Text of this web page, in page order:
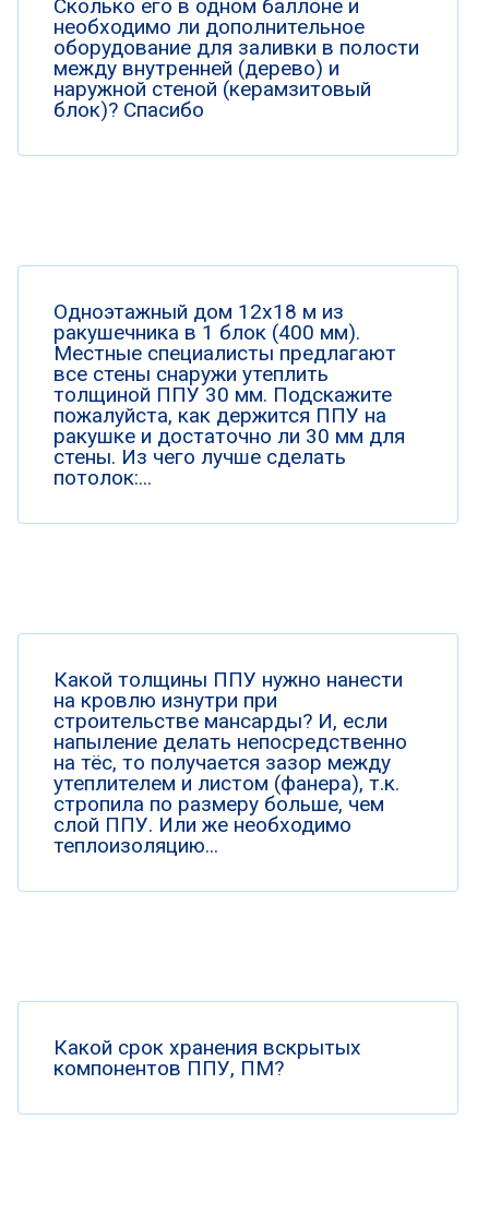
Сколько его в одном баллоне и
необходимо ли дополнительное
оборудование для заливки в полости
между внутренней (дерево) и
наружной стеной (керамзитовый
блок)? Спасибо
Одноэтажный дом 12х18 м из
ракушечника в 1 блок (400 мм).
Местные специалисты предлагают
все стены снаружи утеплить
толщиной ППУ 30 мм. Подскажите
пожалуйста, как держится ППУ на
ракушке и достаточно ли 30 мм для
стены. Из чего лучше сделать
потолок:...
Какой толщины ППУ нужно нанести
на кровлю изнутри при
строительстве мансарды? И, если
напыление делать непосредственно
на тёс, то получается зазор между
утеплителем и листом (фанера), т.к.
стропила по размеру больше, чем
слой ППУ. Или же необходимо
теплоизоляцию...
Какой срок хранения вскрытых
компонентов ППУ, ПМ?